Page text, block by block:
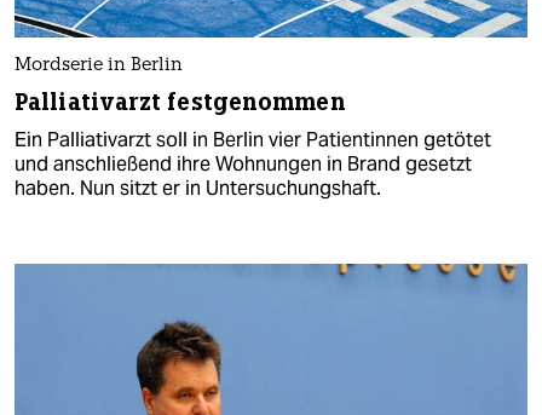
Mordserie in Berlin
Palliativarzt festgenommen
Ein Palliativarzt soll in Berlin vier Patientinnen getötet
und anschließend ihre Wohnungen in Brand gesetzt
haben. Nun sitzt er in Untersuchungshaft.